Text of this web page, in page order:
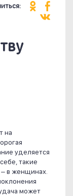
на
уделяется
такие
в женщинах.
может